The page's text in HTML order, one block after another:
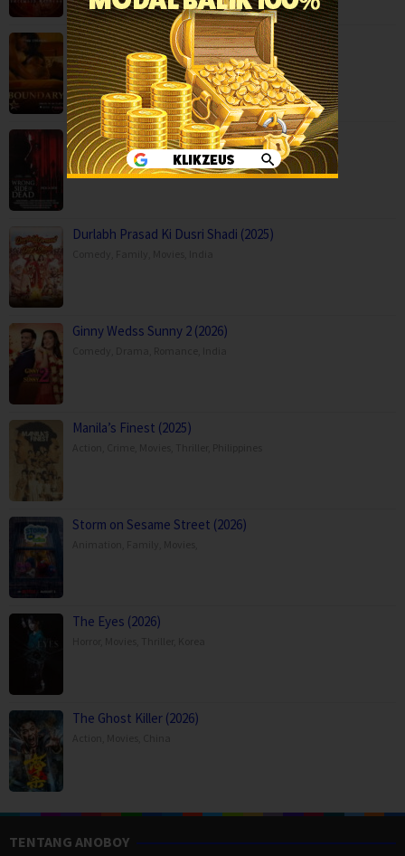
Boundary (2026)
Movies,Romance,
Capps Crossing: Wrong Side of Dead (2026…
Horror,Movies,Thriller ,USA
Durlabh Prasad Ki Dusri Shadi (2025)
Ginny Wedss Sunny 2 (2026)
Manila’s Finest (2025)
Storm on Sesame Street (2026)
The Eyes (2026)
The Ghost Killer (2026)
TENTANG ANOBOY